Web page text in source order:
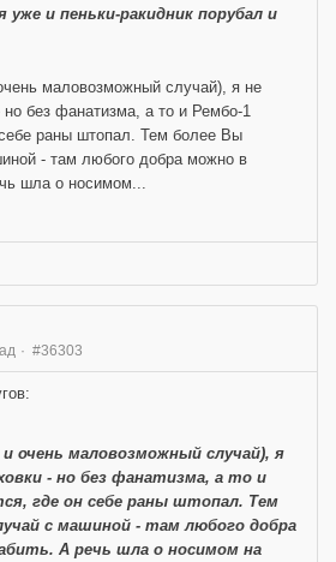
и пеньки-ракидник порубал и
маловозможный случай), я не
но без фанатизма, а то и Рембо-1
раны штопал. Тем более Вы
- там любого добра можно в
шла о носимом...
#36303
очень маловозможный случай), я
- но без фанатизма, а то и
где он себе раны штопал. Тем
с машиной - там любого добра
А речь шла о носимом на